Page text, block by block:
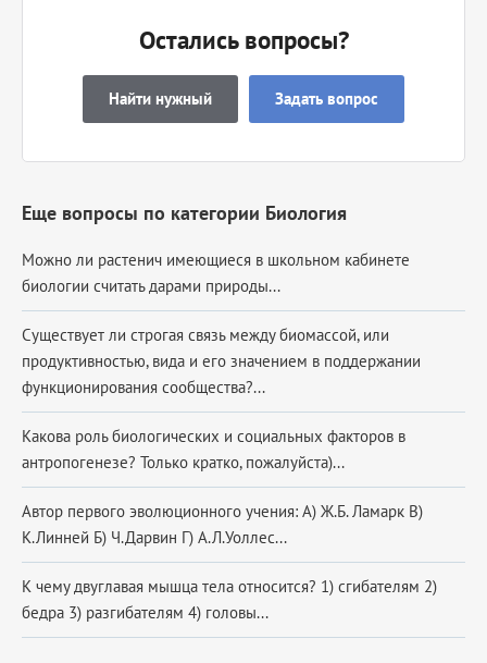
Остались вопросы?
Найти нужный Задать вопрос
Еще вопросы по категории Биология
Можно ли растенич имеющиеся в школьном кабинете
биологии считать дарами природы...
Существует ли строгая связь между биомассой, или
продуктивностью, вида и его значением в поддержании
функционирования сообщества?...
Какова роль биологических и социальных факторов в
антропогенезе? Только кратко, пожалуйста)...
Автор первого эволюционного учения: А) Ж.Б. Ламарк В)
К.Линней Б) Ч.Дарвин Г) А.Л.Уоллес...
К чему двуглавая мышца тела относится? 1) сгибателям 2)
бедра 3) разгибателям 4) головы...